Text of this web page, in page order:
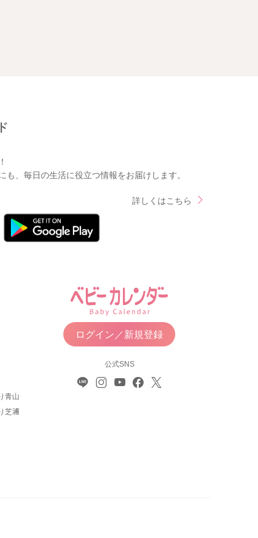
、毎日の生活に役立つ情報をお届けします。
詳しくはこちら
青山
芝浦
ログイン／新規登録
公式SNS